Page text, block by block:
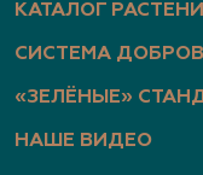
КАТАЛОГ
СИСТЕМА
«ЗЕЛЁНЫЕ»
НАШЕ ВИДЕО